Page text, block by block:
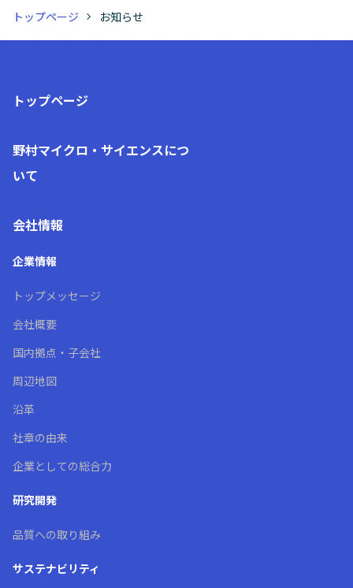
トップページ お知らせ
トップページ
野村マイクロ・サイエンスにつ
いて
会社情報
企業情報
トップメッセージ
会社概要
国内拠点・子会社
周辺地図
沿革
社章の由来
企業としての総合力
研究開発
品質への取り組み
サステナビリティ